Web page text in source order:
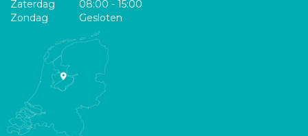
Zaterdag
08:00 - 15:00
Zondag
Gesloten